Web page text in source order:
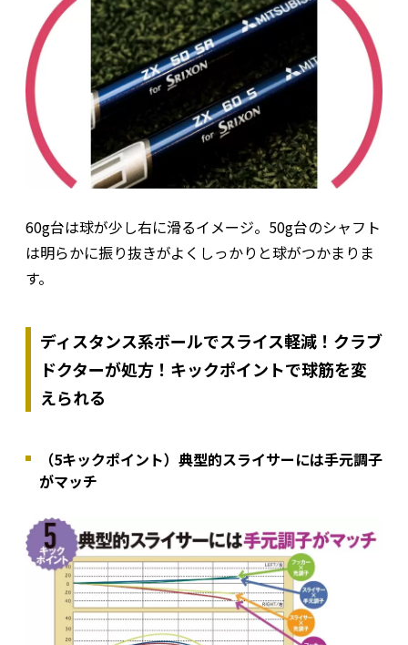
60g台は球が少し右に滑るイメージ。50g台のシャフト
は明らかに振り抜きがよくしっかりと球がつかまりま
す。
ディスタンス系ボールでスライス軽減！クラブ
ドクターが処方！キックポイントで球筋を変
えられる
（5キックポイント）典型的スライサーには手元調子
がマッチ